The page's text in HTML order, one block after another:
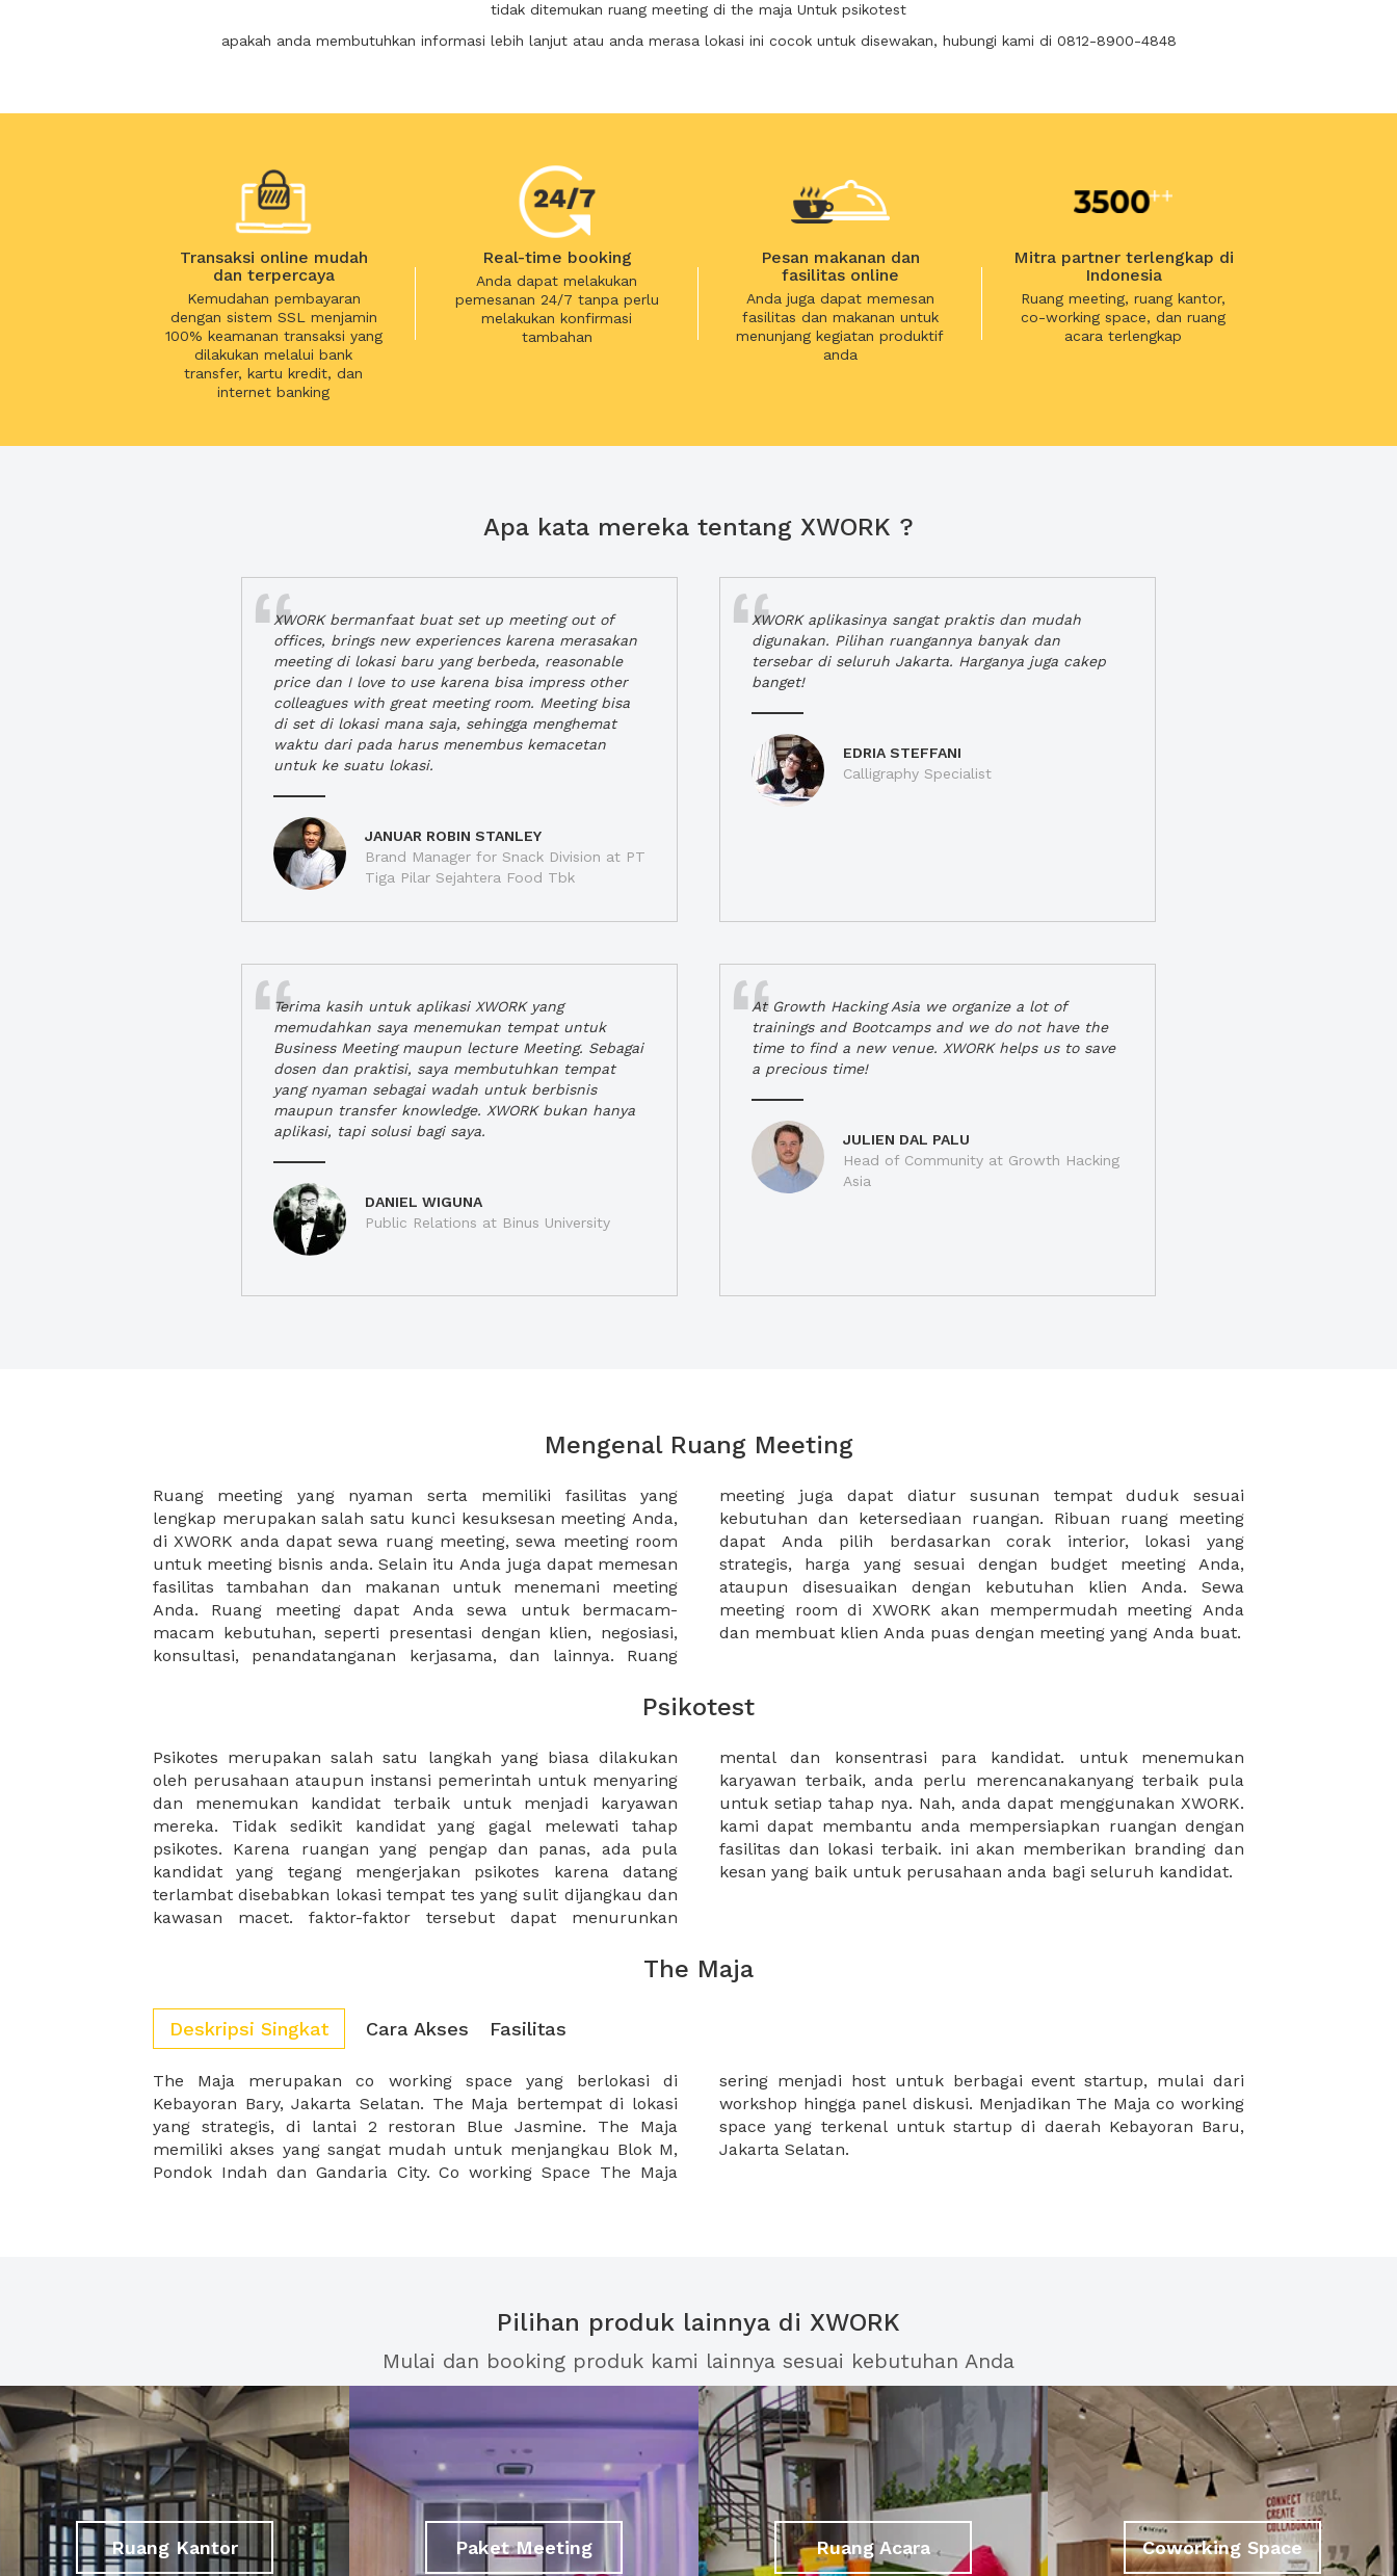
tidak ditemukan ruang meeting di the maja Untuk psikotest
apakah anda membutuhkan informasi lebih lanjut atau anda merasa lokasi ini cocok untuk disewakan, hubungi kami di 0812-8900-4848
Transaksi online mudah
dan terpercaya
Kemudahan pembayaran
dengan sistem SSL menjamin
100% keamanan transaksi yang
dilakukan melalui bank
transfer, kartu kredit, dan
internet banking
Real-time booking
Anda dapat melakukan
pemesanan 24/7 tanpa perlu
melakukan konfirmasi
tambahan
Pesan makanan dan
fasilitas online
Anda juga dapat memesan
fasilitas dan makanan untuk
menunjang kegiatan produktif
anda
Mitra partner terlengkap di
Indonesia
Ruang meeting, ruang kantor,
co-working space, dan ruang
acara terlengkap
Apa kata mereka tentang XWORK ?
XWORK bermanfaat buat set up meeting out of
offices, brings new experiences karena merasakan
meeting di lokasi baru yang berbeda, reasonable
price dan I love to use karena bisa impress other
colleagues with great meeting room. Meeting bisa
di set di lokasi mana saja, sehingga menghemat
waktu dari pada harus menembus kemacetan
untuk ke suatu lokasi.
JANUAR ROBIN STANLEY
Brand Manager for Snack Division at PT
Tiga Pilar Sejahtera Food Tbk
XWORK aplikasinya sangat praktis dan mudah
digunakan. Pilihan ruangannya banyak dan
tersebar di seluruh Jakarta. Harganya juga cakep
banget!
EDRIA STEFFANI
Calligraphy Specialist
Terima kasih untuk aplikasi XWORK yang
memudahkan saya menemukan tempat untuk
Business Meeting maupun lecture Meeting. Sebagai
dosen dan praktisi, saya membutuhkan tempat
yang nyaman sebagai wadah untuk berbisnis
maupun transfer knowledge. XWORK bukan hanya
aplikasi, tapi solusi bagi saya.
DANIEL WIGUNA
Public Relations at Binus University
At Growth Hacking Asia we organize a lot of
trainings and Bootcamps and we do not have the
time to find a new venue. XWORK helps us to save
a precious time!
JULIEN DAL PALU
Head of Community at Growth Hacking
Asia
Mengenal Ruang Meeting
Ruang meeting yang nyaman serta memiliki fasilitas yang
lengkap merupakan salah satu kunci kesuksesan meeting Anda,
di XWORK anda dapat sewa ruang meeting, sewa meeting room
untuk meeting bisnis anda. Selain itu Anda juga dapat memesan
fasilitas tambahan dan makanan untuk menemani meeting
Anda. Ruang meeting dapat Anda sewa untuk bermacam-
macam kebutuhan, seperti presentasi dengan klien, negosiasi,
konsultasi, penandatanganan kerjasama, dan lainnya. Ruang
meeting juga dapat diatur susunan tempat duduk sesuai
kebutuhan dan ketersediaan ruangan. Ribuan ruang meeting
dapat Anda pilih berdasarkan corak interior, lokasi yang
strategis, harga yang sesuai dengan budget meeting Anda,
ataupun disesuaikan dengan kebutuhan klien Anda. Sewa
meeting room di XWORK akan mempermudah meeting Anda
dan membuat klien Anda puas dengan meeting yang Anda buat.
Psikotest
Psikotes merupakan salah satu langkah yang biasa dilakukan
oleh perusahaan ataupun instansi pemerintah untuk menyaring
dan menemukan kandidat terbaik untuk menjadi karyawan
mereka. Tidak sedikit kandidat yang gagal melewati tahap
psikotes. Karena ruangan yang pengap dan panas, ada pula
kandidat yang tegang mengerjakan psikotes karena datang
terlambat disebabkan lokasi tempat tes yang sulit dijangkau dan
kawasan macet. faktor-faktor tersebut dapat menurunkan
mental dan konsentrasi para kandidat. untuk menemukan
karyawan terbaik, anda perlu merencanakanyang terbaik pula
untuk setiap tahap nya. Nah, anda dapat menggunakan XWORK.
kami dapat membantu anda mempersiapkan ruangan dengan
fasilitas dan lokasi terbaik. ini akan memberikan branding dan
kesan yang baik untuk perusahaan anda bagi seluruh kandidat.
The Maja
Deskripsi Singkat Cara Akses Fasilitas
The Maja merupakan co working space yang berlokasi di
Kebayoran Bary, Jakarta Selatan. The Maja bertempat di lokasi
yang strategis, di lantai 2 restoran Blue Jasmine. The Maja
memiliki akses yang sangat mudah untuk menjangkau Blok M,
Pondok Indah dan Gandaria City. Co working Space The Maja
sering menjadi host untuk berbagai event startup, mulai dari
workshop hingga panel diskusi. Menjadikan The Maja co working
space yang terkenal untuk startup di daerah Kebayoran Baru,
Jakarta Selatan.
Pilihan produk lainnya di XWORK
Mulai dan booking produk kami lainnya sesuai kebutuhan Anda
Ruang Kantor Paket Meeting Ruang Acara Coworking Space